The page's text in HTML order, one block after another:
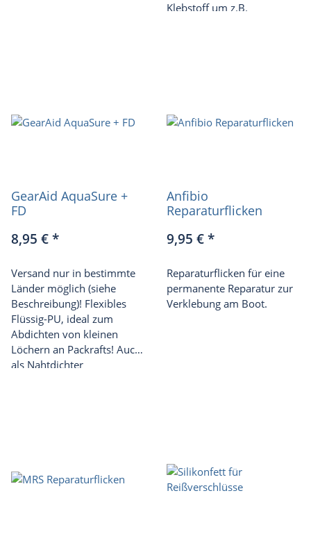
Klebstoff um z.B.
auszuführen.
GearAid AquaSure +
FD
8,95 €*
Versand nur in bestimmte
Länder möglich (siehe
Beschreibung)! Flexibles
Flüssig-PU, ideal zum
Abdichten von kleinen
Löchern an Packrafts! Auch
als Nahtdichter
Anfibio
Reparaturflicken
9,95 €*
Reparaturflicken für eine
permanente Reparatur zur
Verklebung am Boot.